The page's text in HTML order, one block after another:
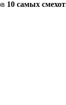
10 самых